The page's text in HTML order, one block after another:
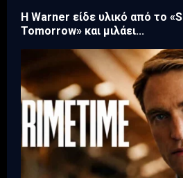
Η Warner είδε υλικό από το
Tomorrow» και μιλάει...